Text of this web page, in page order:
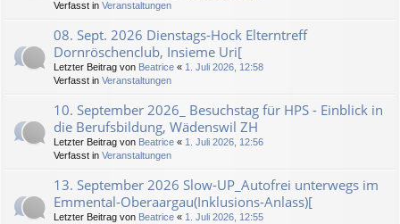
Verfasst in Veranstaltungen
08. Sept. 2026 Dienstags-Hock Elterntreff
Dornröschenclub, Insieme Uri[
Letzter Beitrag von Beatrice « 1. Juli 2026, 12:58
Verfasst in Veranstaltungen
10. September 2026_ Besuchstag für HPS - Einblick in
die Berufsbildung, Wädenswil ZH
Letzter Beitrag von Beatrice « 1. Juli 2026, 12:56
Verfasst in Veranstaltungen
13. September 2026 Slow-UP_Autofrei unterwegs im
Emmental-Oberaargau(Inklusions-Anlass)[
Letzter Beitrag von Beatrice « 1. Juli 2026, 12:55